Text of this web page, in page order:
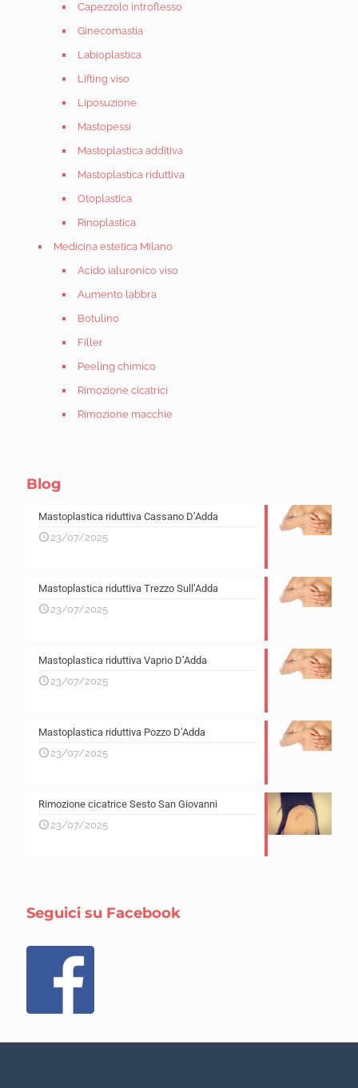
Capezzolo introflesso
Ginecomastia
Labioplastica
Lifting viso
Liposuzione
Mastopessi
Mastoplastica additiva
Mastoplastica riduttiva
Otoplastica
Rinoplastica
Medicina estetica Milano
Acido ialuronico viso
Aumento labbra
Botulino
Filler
Peeling chimico
Rimozione cicatrici
Rimozione macchie
Blog
Mastoplastica riduttiva Cassano D’Adda
23/07/2025
Mastoplastica riduttiva Trezzo Sull’Adda
23/07/2025
Mastoplastica riduttiva Vaprio D’Adda
23/07/2025
Mastoplastica riduttiva Pozzo D’Adda
23/07/2025
Rimozione cicatrice Sesto San Giovanni
23/07/2025
Seguici su Facebook